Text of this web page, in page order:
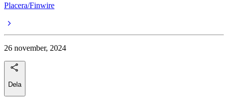
Placera/Finwire
26 november, 2024
Dela